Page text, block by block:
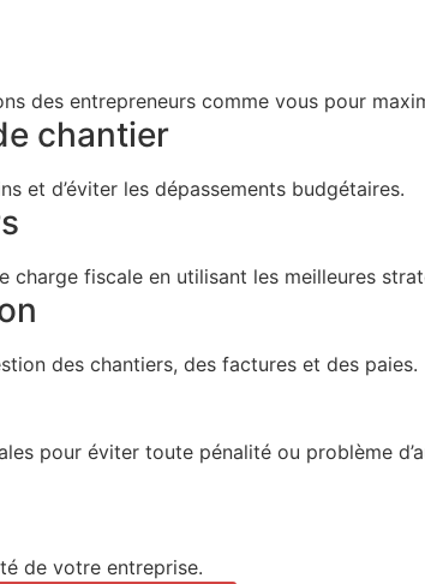
des entrepreneurs comme vous pour
chantier
et d’éviter les dépassements budgétaires.
fiscale en utilisant les meilleures
des chantiers, des factures et des paies.
pour éviter toute pénalité ou problème
de votre entreprise.